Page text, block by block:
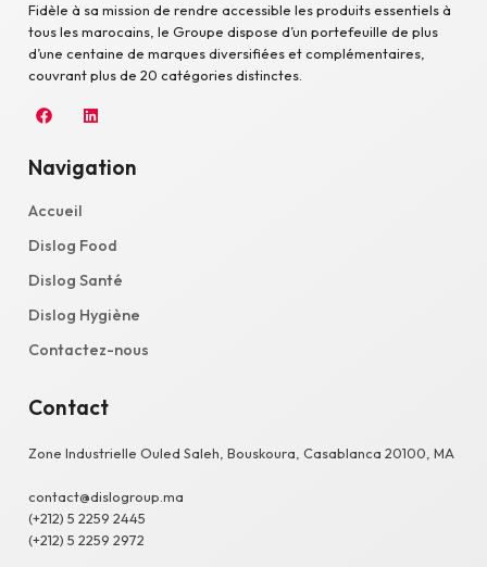
Fidèle à sa mission de rendre accessible les produits essentiels à
tous les marocains, le Groupe dispose d’un portefeuille de plus
d’une centaine de marques diversifiées et complémentaires,
couvrant plus de 20 catégories distinctes.
Navigation
Accueil
Dislog Food
Dislog Santé
Dislog Hygiène
Contactez-nous
Contact
Zone Industrielle Ouled Saleh, Bouskoura, Casablanca 20100, MA
contact@dislogroup.ma
(+212) 5 2259 2445
(+212) 5 2259 2972